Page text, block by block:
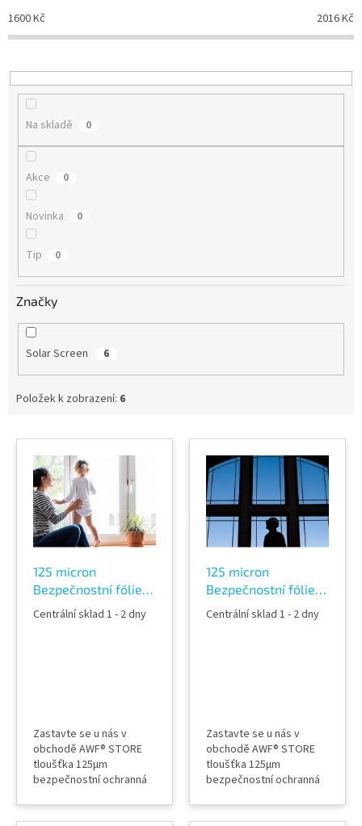
p
r
o
u
1600Kč 2016Kč
Na skladě 0
Akce 0
Novinka 0
Tip 0
Značky
Solar Screen 6
Položek k zobrazení: 6
V
125 micron
Bezpečnostní fólie
na skla tónovaná
Centrální sklad 1 - 2 dny
Zastavte se u nás v
obchodě AWF® STORE
tloušťka 125µm
bezpečnostní ochranná
stříbrná tónovaná a
125 micron
Bezpečnostní fólie
na skla tónovaná
Centrální sklad 1 - 2 dny
Zastavte se u nás v
obchodě AWF® STORE
tloušťka 125µm
bezpečnostní ochranná
NEUTRAL tónovaná,